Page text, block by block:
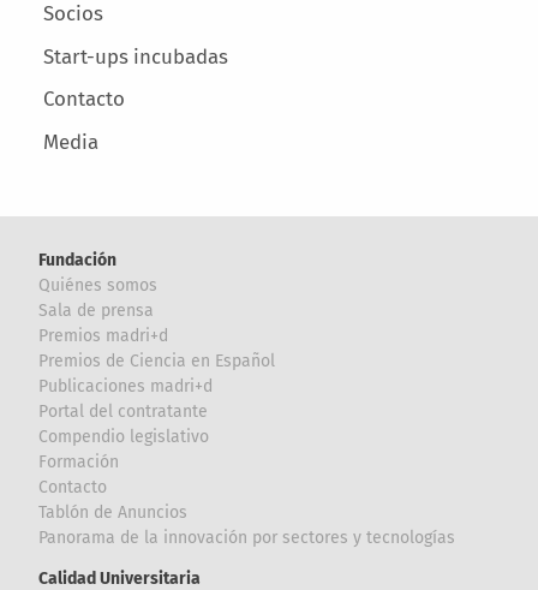
Socios
Start-ups incubadas
Contacto
Media
Fundación
Quiénes somos
Sala de prensa
Premios madri+d
Premios de Ciencia en Español
Publicaciones madri+d
Portal del contratante
Compendio legislativo
Formación
Contacto
Tablón de Anuncios
Panorama de la innovación por sectores y tecnologías
Calidad Universitaria